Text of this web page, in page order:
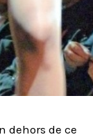
dehors de ce